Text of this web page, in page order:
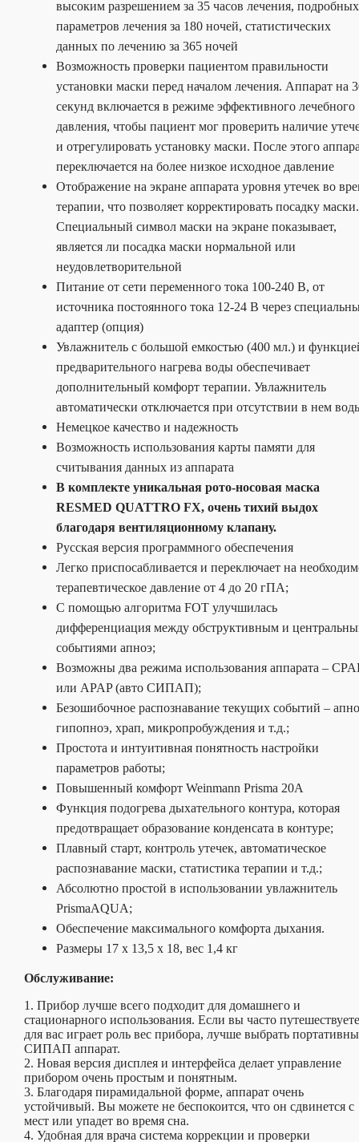
высоким разрешением за 35 часов лечения, подробных
параметров лечения за 180 ночей, статистических
данных по лечению за 365 ночей
Возможность проверки пациентом правильности
установки маски перед началом лечения. Аппарат на
секунд включается в режиме эффективного лечебного
давления, чтобы пациент мог проверить наличие
и отрегулировать установку маски. После этого
переключается на более низкое исходное давление
Отображение на экране аппарата уровня утечек во
терапии, что позволяет корректировать посадку маски.
Специальный символ маски на экране показывает,
является ли посадка маски нормальной или
неудовлетворительной
Питание от сети переменного тока 100-240 В, от
источника постоянного тока 12-24 В через
адаптер (опция)
Увлажнитель с большой емкостью (400 мл.) и
предварительного нагрева воды обеспечивает
дополнительный комфорт терапии. Увлажнитель
автоматически отключается при отсутствии в нем
Немецкое качество и надежность
Возможность использования карты памяти для
считывания данных из аппарата
В комплекте уникальная рото-носовая маска
RESMED QUATTRO FX, очень тихий выдох
благодаря вентиляционному клапану.
Русская версия программного обеспечения
Легко приспосабливается и переключает на
терапевтическое давление от 4 до 20 гПА;
С помощью алгоритма FOT улучшилась
дифференциация между обструктивным и
событиями апноэ;
Возможны два режима использования аппарата –
или APAP (авто СИПАП);
Безошибочное распознавание текущих событий –
гипопноэ, храп, микропробуждения и т.д.;
Простота и интуитивная понятность настройки
параметров работы;
Повышенный комфорт Weinmann Prisma 20A
Функция подогрева дыхательного контура, которая
предотвращает образование конденсата в контуре;
Плавный старт, контроль утечек, автоматическое
распознавание маски, статистика терапии и т.д.;
Абсолютно простой в использовании увлажнитель
PrismaAQUA;
Обеспечение максимального комфорта дыхания.
Размеры 17 x 13,5 x 18, вес 1,4 кг
Обслуживание:
1. Прибор лучше всего подходит для домашнего и
стационарного использования. Если вы часто
для вас играет роль вес прибора, лучше выбрать
СИПАП аппарат.
2. Новая версия дисплея и интерфейса делает управление
прибором очень простым и понятным.
3. Благодаря пирамидальной форме, аппарат очень
устойчивый. Вы можете не беспокоится, что он сдвинется с
мест или упадет во время сна.
4. Удобная для врача система коррекции и проверки